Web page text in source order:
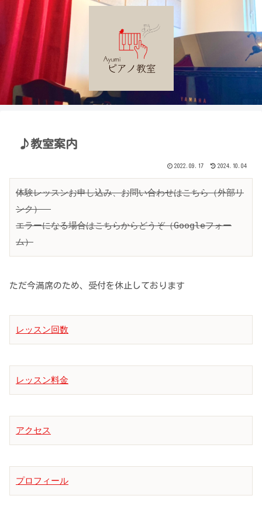
♪教室案内
2022.09.17 2024.10.04
体験レッスンお申し込み、お問い合わせはこちら（外部リ
ンク）
エラーになる場合はこちらからどうぞ（Googleフォー
ム）
ただ今満席のため、受付を休止しております
レッスン回数
レッスン料金
アクセス
プロフィール